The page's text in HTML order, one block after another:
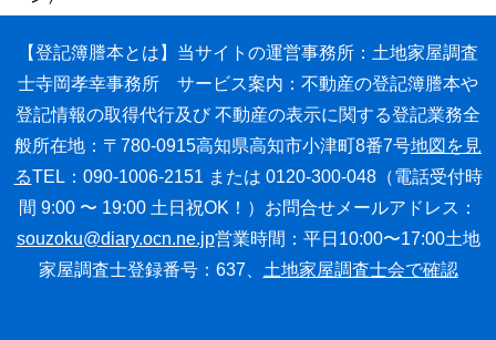
【登記簿謄本とは】 当サイトの運営事務所：土地家屋調査
士寺岡孝幸事務所 サービス案内：不動産の登記簿謄本や
登記情報の取得代行及び 不動産の表示に関する登記業務全
般所在地：〒780-0915高知県高知市小津町8番7号地図を見
るTEL：090-1006-2151 または 0120-300-048（電話受付時
間 9:00 〜 19:00 土日祝OK！） お問合せメールアドレス：
souzoku@diary.ocn.ne.jp営業時間：平日10:00〜17:00土地
家屋調査士登録番号：637、 土地家屋調査士会で確認